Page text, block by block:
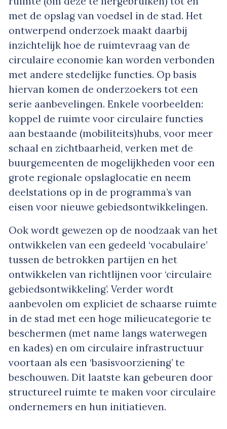
met de opslag van voedsel in de stad. Het
ontwerpend onderzoek maakt daarbij
inzichtelijk hoe de ruimtevraag van de
circulaire economie kan worden verbonden
met andere stedelijke functies. Op basis
hiervan komen de onderzoekers tot een
serie aanbevelingen. Enkele voorbeelden:
koppel de ruimte voor circulaire functies
aan bestaande (mobiliteits)hubs, voor meer
schaal en zichtbaarheid, verken met de
buurgemeenten de mogelijkheden voor een
grote regionale opslaglocatie en neem
deelstations op in de programma’s van
eisen voor nieuwe gebiedsontwikkelingen.
Ook wordt gewezen op de noodzaak van het
ontwikkelen van een gedeeld ‘vocabulaire’
tussen de betrokken partijen en het
ontwikkelen van richtlijnen voor ‘circulaire
gebiedsontwikkeling’. Verder wordt
aanbevolen om expliciet de schaarse ruimte
in de stad met een hoge milieucategorie te
beschermen (met name langs waterwegen
en kades) en om circulaire infrastructuur
voortaan als een ‘basisvoorziening’ te
beschouwen. Dit laatste kan gebeuren door
structureel ruimte te maken voor circulaire
ondernemers en hun initiatieven.